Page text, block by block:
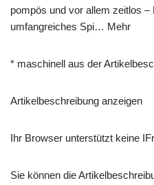
pompös und vor allem zeitlos
umfangreiches Spi… Mehr
* maschinell aus der
Artikelbeschreibung anzeigen
Ihr Browser unterstützt keine
Sie können die